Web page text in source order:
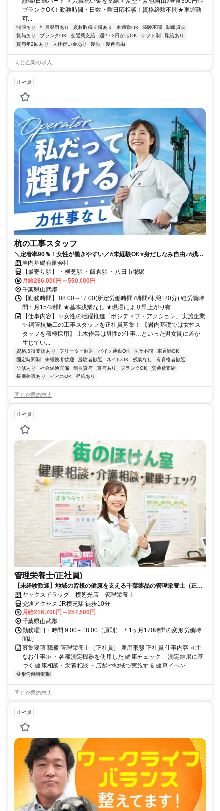
ブランクOK！勤務時間・日数・曜日応相談！資格経験不問★車通勤
可...
制服あり 社員登用あり 資格取得支援あり 車通勤OK 経験不問
制服貸与
賞与あり
ブランクOK 交通費支給 週2・3日からOK シフト制
昇給あり
賞与年2回あり
入社祝い金あり 髪型・髪色自由
同じ企業の求人
正社員
杭の工事スタッフ
＼定着率90％！女性が働きやすい／⭐未経験OK⭐身だしなみ自由♪⭐残業
なし⭐有給取得率100％⭐育児時短勤務OK
岩内基礎有限会社
【最寄り駅】 ・横芝駅 ・飯倉駅 ・八日市場駅
月給286,000円～550,000円
千葉県山武郡
【勤務時間】 08:00～17:00(所定労働時間7時間/休憩120分) 総労働時
間：月154時間 ★基本残業なし ★現場により早上がり有
【仕事内容】 ✨女性の活躍推進「ポジティブ・アクション」実施企業
✨ 鋼管杭施工の工事スタッフを正社員募集！ 【岩内基礎では女性ス
タッフを積極採用】 土木作業は男性の仕事…といった男女間に差が
生じてい...
資格取得支援あり フリーター歓迎 バイク通勤OK 学歴不問
車通勤OK
固定時間制
未経験者歓迎 経験者歓迎 ネイルOK 残業なし
有資格者歓迎
研修あり
社会保険完備 制服貸与 賞与あり ブランクOK
交通費支給
長期休暇あり
ピアスOK 昇給あり
同じ企業の求人
正社員
管理栄養士(正社員)
【未経験歓迎】地域の皆様の健康を支える千葉薬品の管理栄養士（正社
員）求人情報！
ヤックスドラッグ 横芝光店 管理栄養士
交通アクセス JR横芝駅 徒歩10分
月給216,700円～257,500円
千葉県山武郡
勤務曜日・時間 9:00～18:00（原則） ＊1ヶ月170時間の変形労働時
間制
募集要項 職種 管理栄養士（正社員） 雇用形態 正社員 仕事内容 ≪主
なお仕事≫ ・各種測定機器を使用した 健康チェック ・測定結果に基
づく 健康相談・栄養相談 ・店舗や地域で実施する 健康イベン...
変形労働時間制
同じ企業の求人
正社員